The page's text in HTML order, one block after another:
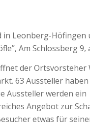
in Leonberg-Höfingen
Am Schlossberg 9,
der Ortsvorsteher
63 Aussteller haben
Aussteller werden ein
Angebot zur
etwas für